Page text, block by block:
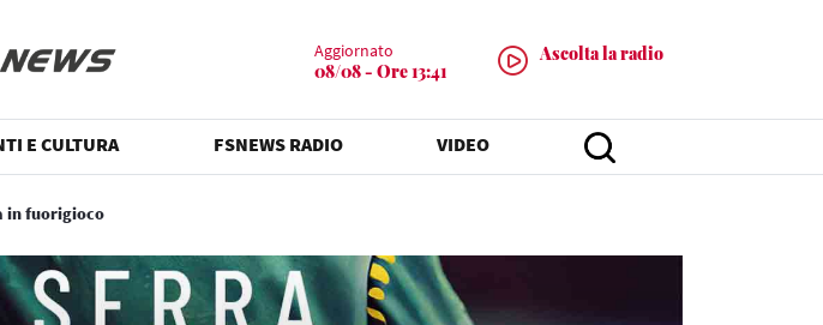
Aggiornato
08/08 - Ore 13:41
Ascolta la radio
E CULTURA FSNEWS RADIO VIDEO
in fuorigioco